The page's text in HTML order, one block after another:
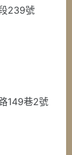
239號
149巷2號